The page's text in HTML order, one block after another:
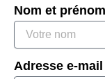
Nom et prénom
Adresse e-mail